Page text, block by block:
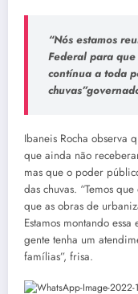
“Nós estamos
Federal para
contínua a toda
Ibaneis Rocha observa
que ainda não
mas que o poder
das chuvas. “Temos
que as obras de
Estamos montando
gente tenha um
famílias”, frisa.